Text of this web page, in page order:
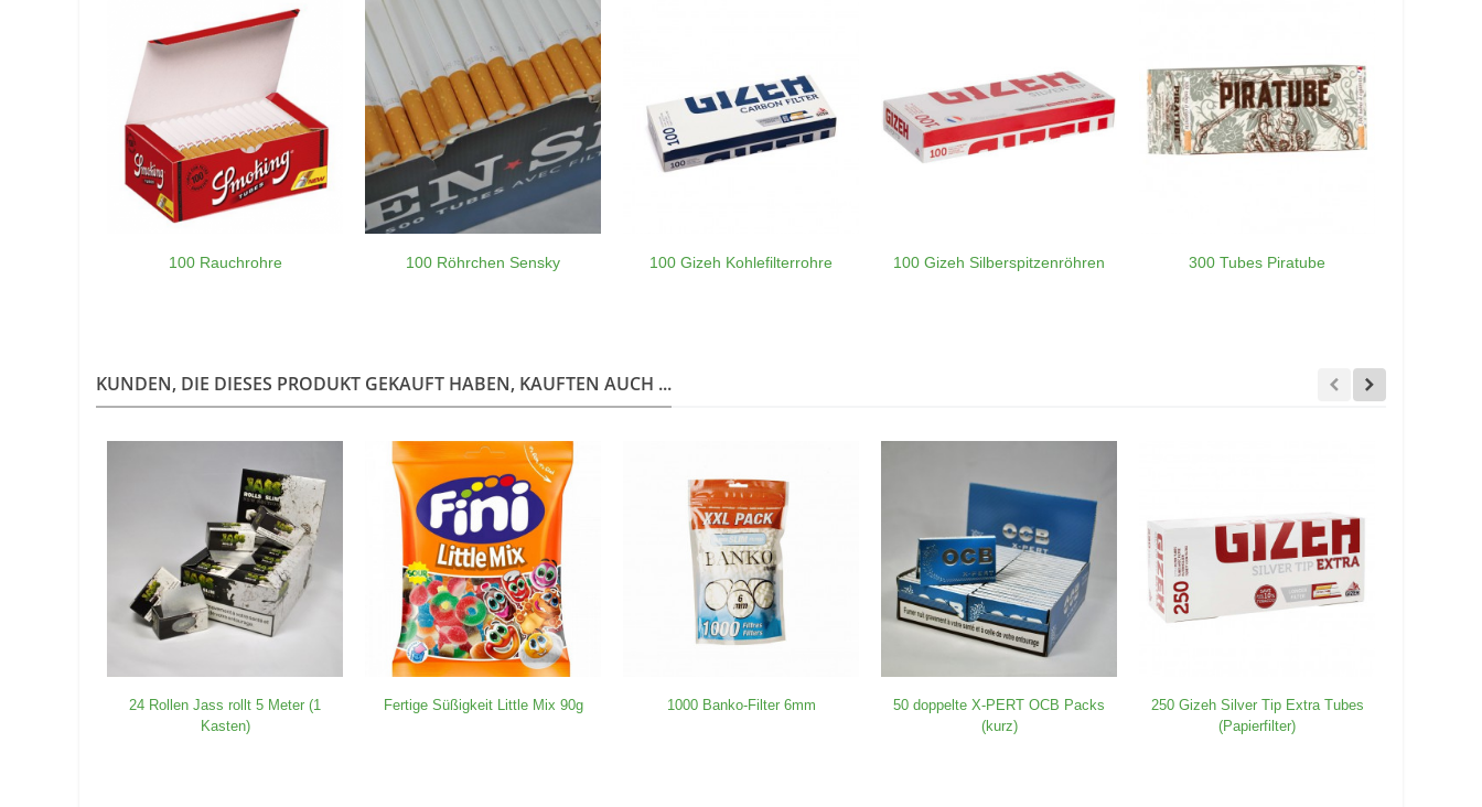
100 Rauchrohre 100 Röhrchen Sensky 100 Gizeh Kohlefilterrohre 100 Gizeh Silberspitzenröhren 300 Tubes Piratube
KUNDEN, DIE DIESES PRODUKT GEKAUFT HABEN, KAUFTEN AUCH ...
24 Rollen Jass rollt 5 Meter (1
Kasten)
Fertige Süßigkeit Little Mix 90g 1000 Banko-Filter 6mm
50 doppelte X-PERT OCB Packs
(kurz)
250 Gizeh Silver Tip Extra Tubes
(Papierfilter)